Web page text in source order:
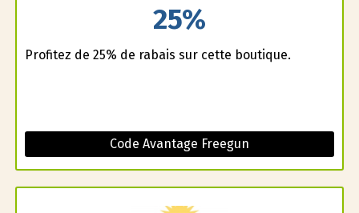
25%
Profitez de 25% de rabais sur cette boutique.
Code Avantage Freegun